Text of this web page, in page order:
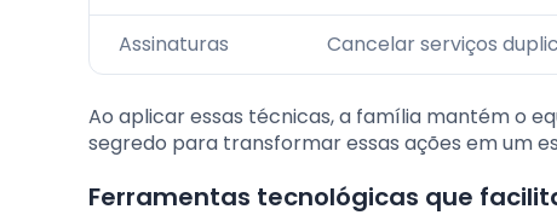
Assinaturas Cancelar serviços
Ao aplicar essas técnicas, a família mantém o
segredo para transformar essas ações em um
Ferramentas tecnológicas que